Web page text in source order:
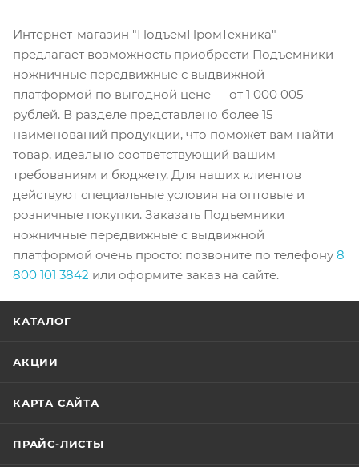
Интернет-магазин "ПодъемПромТехника"
предлагает возможность приобрести Подъемники
ножничные передвижные с выдвижной
платформой по выгодной цене — от 1 000 005
рублей. В разделе представлено более 15
наименований продукции, что поможет вам найти
товар, идеально соответствующий вашим
требованиям и бюджету. Для наших клиентов
действуют специальные условия на оптовые и
розничные покупки. Заказать Подъемники
ножничные передвижные с выдвижной
платформой очень просто: позвоните по телефону 8
800 101 3842 или оформите заказ на сайте.
КАТАЛОГ
АКЦИИ
КАРТА САЙТА
ПРАЙС-ЛИСТЫ